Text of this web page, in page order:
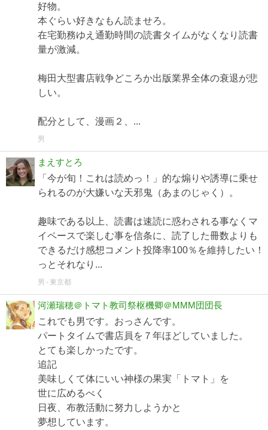
好物。
本ぐらい好きなもん読ませろ。
在宅勤務ゆえ通勤時間の読書タイムがなくなり読書
量が激減。
梅田大型書店戦争どころか出版業界全体の衰退が悲
しい。
配分として、漫画２、...
男
まえすとろ
「今が旬！これは読めっ！」的な煽りや誘導に乗せ
られるのが大嫌いな天邪鬼（あまのじゃく）。
趣味である以上、読書は速読に惑わされる事なくマ
イペースで楽しむ事を信条に、読了した冊数よりも
できるだけ感想コメント投降率100％を維持したい！
っとそれなり...
男 東京都
河瀬瑞穂＠トマト教司祭枢機卿＠MMM団団長
これでも男です。おっさんです。
パートタイムで書店員を７年ほどしていました。
とても楽しかったです。
追記
美味しくて体にいい神様の果実「トマト」を
世に広めるべく
日夜、布教活動に努力しようかと
夢想しています。